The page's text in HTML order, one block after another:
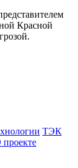
Красной
ТЭК